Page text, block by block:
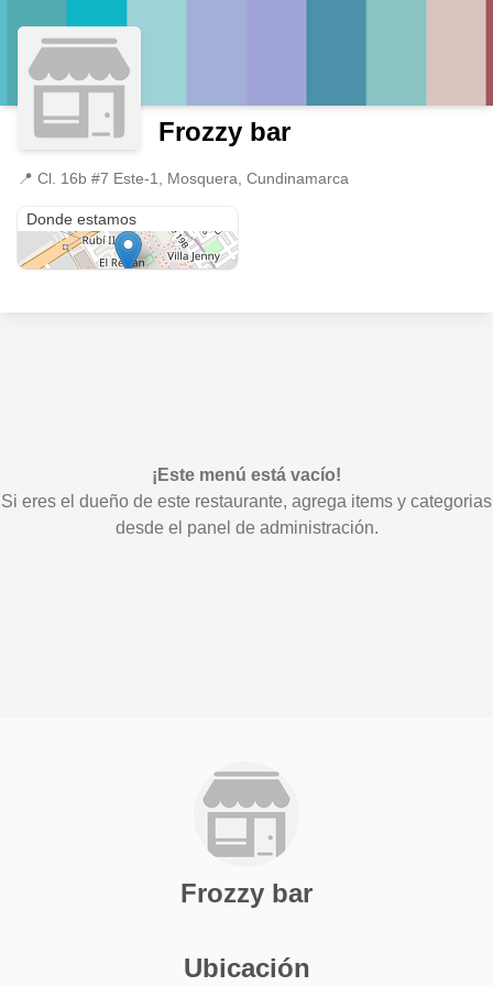
Frozzy bar
📍 Cl. 16b #7 Este-1, Mosquera, Cundinamarca
Donde estamos
¡Este menú está vacío!
Si eres el dueño de este restaurante, agrega items y categorias
desde el panel de administración.
Frozzy bar
Ubicación